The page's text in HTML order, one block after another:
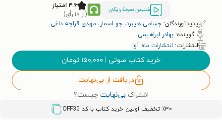
شنیدن نمونۀ رایگان
۴.۶ امتیاز
(از ۱۰ رأی)
پدیدآورندگان: جسامی هیبرد، جو اسمار، مهدی قراچه داغی
گوینده: بهادر ابراهیمی
انتشارات: انتشارات ماه آوا
خرید کتاب صوتی | ۱۵۰,۰۰۰ تومان
دریافت از بی‌نهایت
اشتراک بی‌نهایت چیست؟
٪۳۰ تخفیف اولین خرید کتاب با کد OFF30